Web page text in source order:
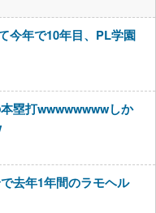
今年で10年目、PL学園
塁打wwwwwwwwしか
去年1年間のラモヘル